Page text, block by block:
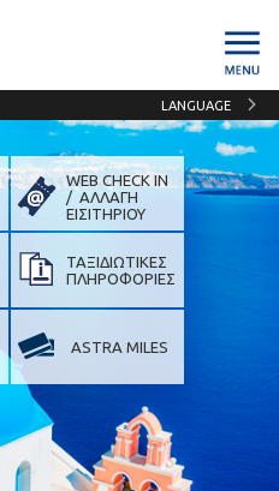
LANGUAGE
WEB CHECK IN
/ ΑΛΛΑΓΗ
ΕΙΣIΤΗΡΙΟΥ
ΤΑΞΙΔΙΩΤΙΚΕΣ
ΠΛΗΡΟΦΟΡΙΕΣ
ASTRA MILES